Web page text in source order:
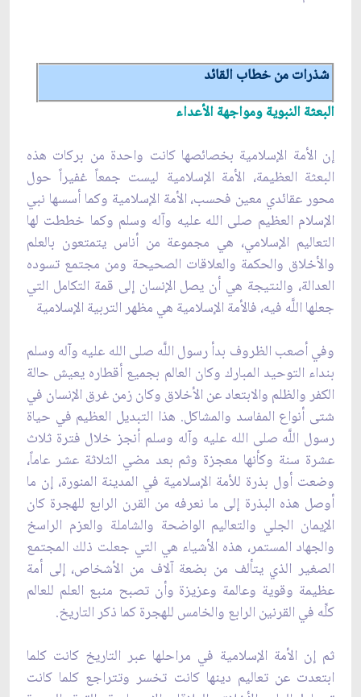
شذرات من خطاب القائد
البعثة النبوية ومواجهة الأعداء
إن الأمة الإسلامية بخصائصها كانت واحدة من بركات هذه
البعثة العظيمة، الأمة الإسلامية ليست جمعاً غفيراً حول
محور عقائدي معين فحسب، الأمة الإسلامية وكما أسسها نبي
الإسلام العظيم صلى الله عليه وآله وسلم وكما خططت لها
التعاليم الإسلامي، هي مجموعة من أناس يتمتعون بالعلم
والأخلاق والحكمة والعلاقات الصحيحة ومن مجتمع تسوده
العدالة، والنتيجة هي أن يصل الإنسان إلى قمة التكامل التي
جعلها اللَّه فيه، فالأمة الإسلامية هي مظهر التربية الإسلامية
وفي أصعب الظروف بدأ رسول اللَّه صلى الله عليه وآله وسلم
بنداء التوحيد المبارك وكان العالم بجميع أقطاره يعيش حالة
الكفر والظلم والابتعاد عن الأخلاق وكان زمن غرق الإنسان في
شتى أنواع المفاسد والمشاكل. هذا التبديل العظيم في حياة
رسول اللَّه صلى الله عليه وآله وسلم أنجز خلال فترة ثلاث
عشرة سنة وكأنها معجزة وثم بعد مضي الثلاثة عشر عاماً،
وضعت أول بذرة للأمة الإسلامية في المدينة المنورة، إن ما
أوصل هذه البذرة إلى ما نعرفه من القرن الرابع للهجرة كان
الإيمان الجلي والتعاليم الواضحة والشاملة والعزم الراسخ
والجهاد المستمر، هذه الأشياء هي التي جعلت ذلك المجتمع
الصغير الذي يتألف من بضعة آلاف من الأشخاص، إلى أمة
عظيمة وقوية وعالمة وعزيزة وأن تصبح منبع العلم للعالم
كلِّه في القرنين الرابع والخامس للهجرة كما ذكر التاريخ.
ثم إن الأمة الإسلامية في مراحلها عبر التاريخ كانت كلما
ابتعدت عن تعاليم دينها كانت تخسر وتتراجع كلما كانت